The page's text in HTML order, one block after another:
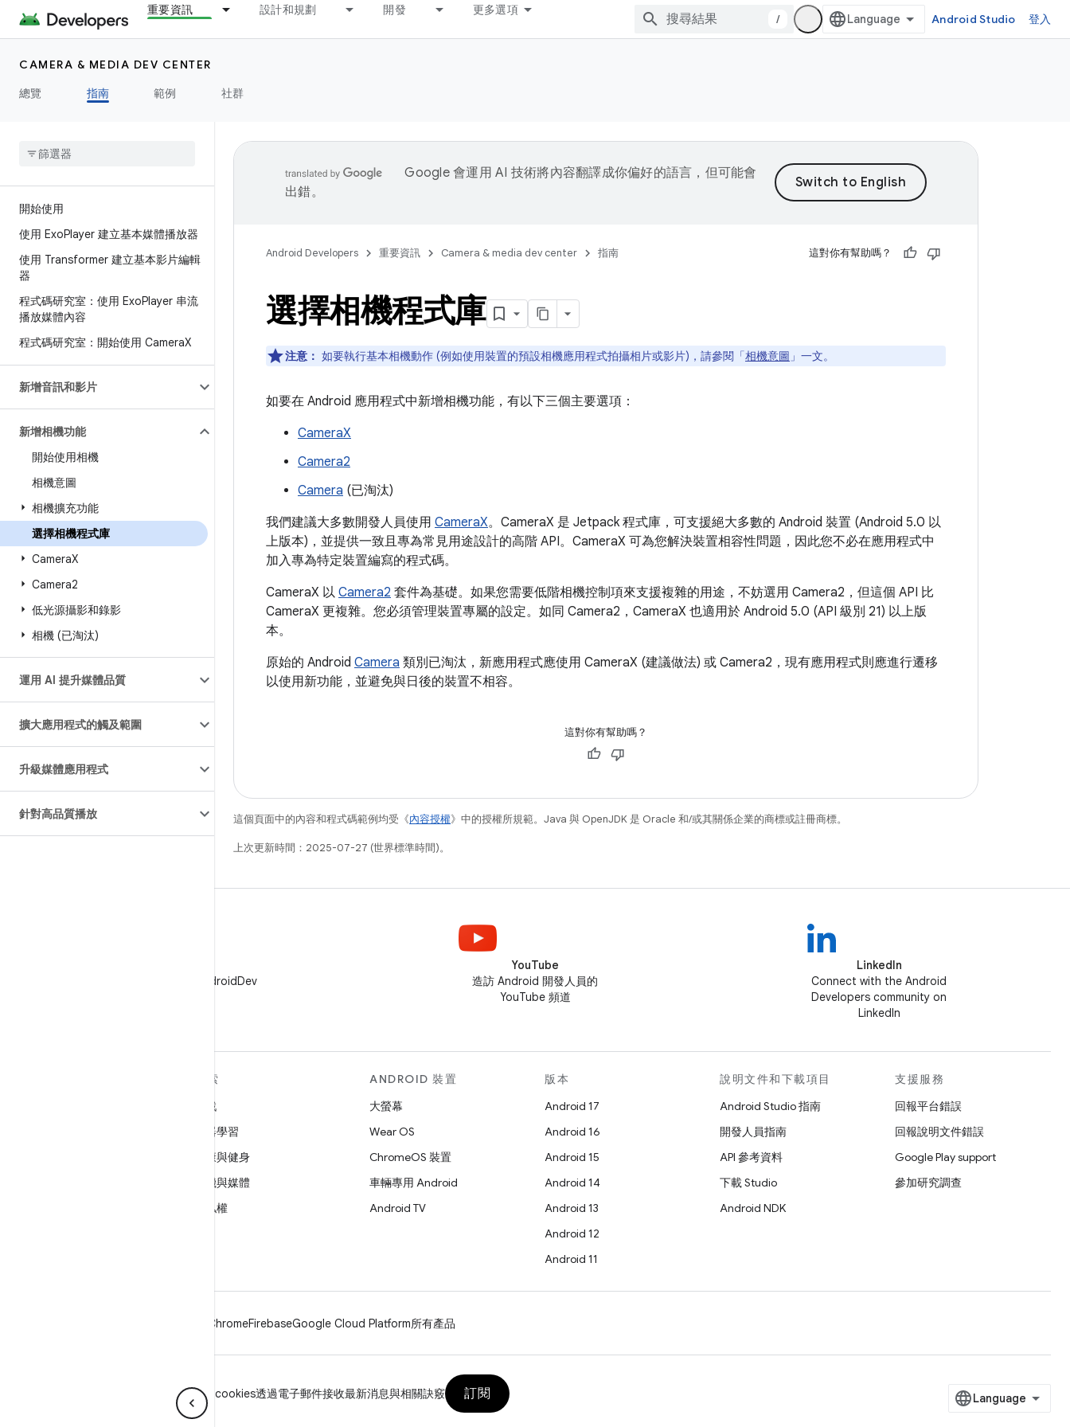
重要資訊 設計和規劃 開發 更多選項
/ Android Studio 登入
CAMERA & MEDIA DEV CENTER
總覽
指南 範例 社群
開始使用
使用 ExoPlayer 建立基本媒體播放器
使用 Transformer 建立基本影片編輯
器
程式碼研究室：使用 ExoPlayer 串流
播放媒體內容
程式碼研究室：開始使用 CameraX
新增音訊和影片
新增相機功能
開始使用相機
相機意圖
相機擴充功能
選擇相機程式庫
CameraX
Camera2
低光源攝影和錄影
相機 (已淘汰)
運用 AI 提升媒體品質
擴大應用程式的觸及範圍
升級媒體應用程式
針對高品質播放
Google 會運用 AI 技術將內容翻譯成你偏好的語言，但可能會
出錯。
Android Developers 重要資訊 Camera & media dev center 指南 這對你有幫助嗎？
選擇相機程式庫
注意： 如要執行基本相機動作 (例如使用裝置的預設相機應用程式拍攝相片或影片)，請參閱「相機意圖 」一文。
如要在 Android 應用程式中新增相機功能，有以下三個主要選項：
CameraX
Camera2
Camera (已淘汰)
我們建議大多數開發人員使用 CameraX。CameraX 是 Jetpack 程式庫，可支援絕大多數的 Android 裝置 (Android 5.0 以
上版本)，並提供一致且專為常見用途設計的高階 API。CameraX 可為您解決裝置相容性問題，因此您不必在應用程式中
加入專為特定裝置編寫的程式碼。
CameraX 以 Camera2 套件為基礎。如果您需要低階相機控制項來支援複雜的用途，不妨選用 Camera2，但這個 API 比
CameraX 更複雜。您必須管理裝置專屬的設定。如同 Camera2，CameraX 也適用於 Android 5.0 (API 級別 21) 以上版
本。
原始的 Android Camera 類別已淘汰，新應用程式應使用 CameraX (建議做法) 或 Camera2，現有應用程式則應進行遷移
以使用新功能，並避免與日後的裝置不相容。
這對你有幫助嗎？
這個頁面中的內容和程式碼範例均受《內容授權》中的授權所規範。Java 與 OpenJDK 是 Oracle 和/或其關係企業的商標或註冊商標。
上次更新時間：2025-07-27 (世界標準時間)。
在 X 中追蹤 @AndroidDev
YouTube
造訪 Android 開發人員的
YouTube 頻道
LinkedIn
Connect with the Android
Developers community on
LinkedIn
探索
遊戲
機器學習
健康與健身
相機與媒體
隱私權
ANDROID 裝置
大螢幕
Wear OS
ChromeOS 裝置
車輛專用 Android
Android TV
版本
Android 17
Android 16
Android 15
Android 14
Android 13
Android 12
Android 11
說明文件和下載項目
Android Studio 指南
開發人員指南
API 參考資料
下載 Studio
Android NDK
支援服務
回報平台錯誤
回報說明文件錯誤
Google Play support
參加研究調查
ChromeFirebaseGoogle Cloud Platform所有產品
Manage cookies透過電子郵件接收最新消息與相關訣竅 訂閱